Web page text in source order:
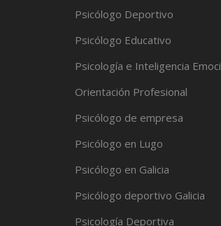
Psicólogo Deportivo
Psicólogo Educativo
Psicología e Inteligencia
Orientación Profesional
Psicólogo de empresa
Psicólogo en Lugo
Psicólogo en Galicia
Psicólogo deportivo Galicia
Psicología Deportiva